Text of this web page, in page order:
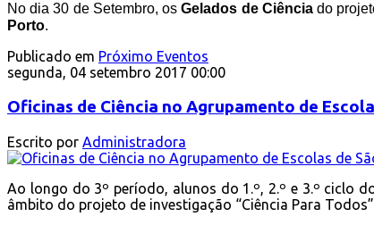
No dia 30 de Setembro, osGelados de Ciência do
Porto.
Publicado em Próximo Eventos
segunda, 04 setembro 2017 00:00
Oficinas de Ciência no Agrupamento de
Escrito por Administradora
Ao longo do 3º período, alunos do 1.º, 2.º e 3.º ciclo
âmbito do projeto de investigação “Ciência Para